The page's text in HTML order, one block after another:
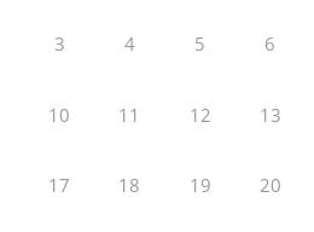
3 4 5 6
10 11 12 13
17 18 19 20